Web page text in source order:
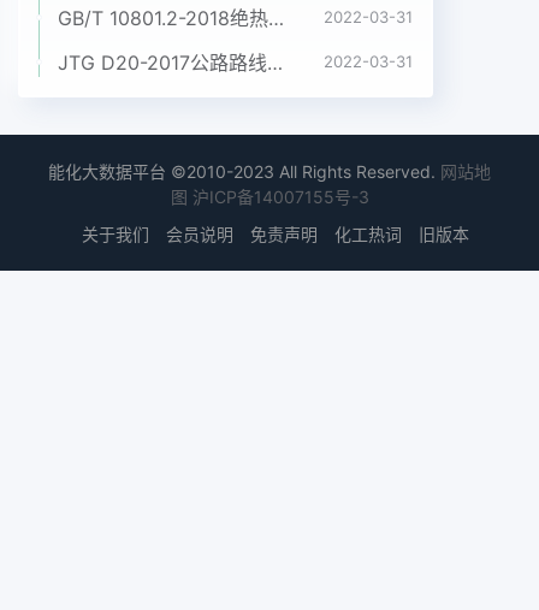
GB/T 10801.2-2018绝热用挤塑聚苯乙烯泡沫塑料(XPS) 2022-03-31
JTG D20-2017公路路线设计规范 2022-03-31
能化大数据平台 ©2010-2023 All Rights Reserved. 网站地
图 沪ICP备14007155号-3
关于我们
会员说明 免责声明 化工热词 旧版本